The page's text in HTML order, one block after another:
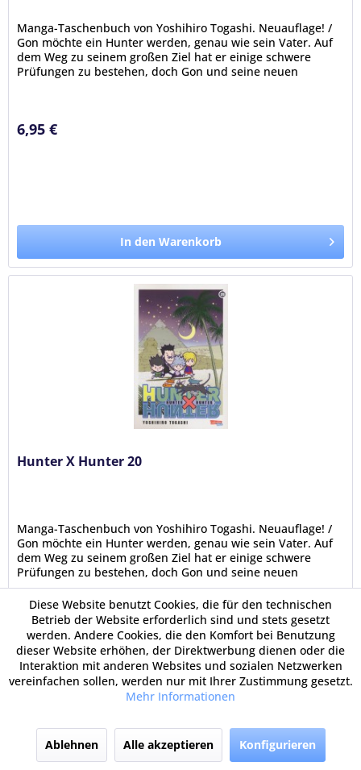
Manga-Taschenbuch von Yoshihiro Togashi. Neuauflage! /
Gon möchte ein Hunter werden, genau wie sein Vater. Auf
dem Weg zu seinem großen Ziel hat er einige schwere
Prüfungen zu bestehen, doch Gon und seine neuen
6,95 €
In den Warenkorb
Hunter X Hunter 20
Manga-Taschenbuch von Yoshihiro Togashi. Neuauflage! /
Gon möchte ein Hunter werden, genau wie sein Vater. Auf
dem Weg zu seinem großen Ziel hat er einige schwere
Prüfungen zu bestehen, doch Gon und seine neuen
Freunde Kurapika, Leorio...
6,95 €
In den Warenkorb
Diese Website benutzt Cookies, die für den technischen
Betrieb der Website erforderlich sind und stets gesetzt
werden. Andere Cookies, die den Komfort bei Benutzung
dieser Website erhöhen, der Direktwerbung dienen oder die
Interaktion mit anderen Websites und sozialen Netzwerken
vereinfachen sollen, werden nur mit Ihrer Zustimmung gesetzt.
Mehr Informationen
Ablehnen Alle akzeptieren Konfigurieren